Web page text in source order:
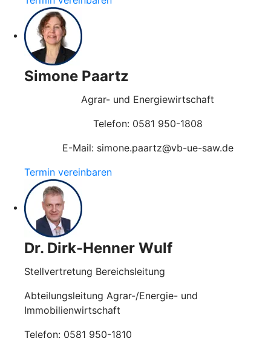
Simone Paartz
Agrar- und Energiewirtschaft
Telefon: 0581 950-1808
E-Mail: simone.paartz@vb-ue-saw.de
Termin vereinbaren
Dr. Dirk-Henner Wulf
Stellvertretung Bereichsleitung
Abteilungsleitung Agrar-/Energie- und
Immobilienwirtschaft
Telefon: 0581 950-1810